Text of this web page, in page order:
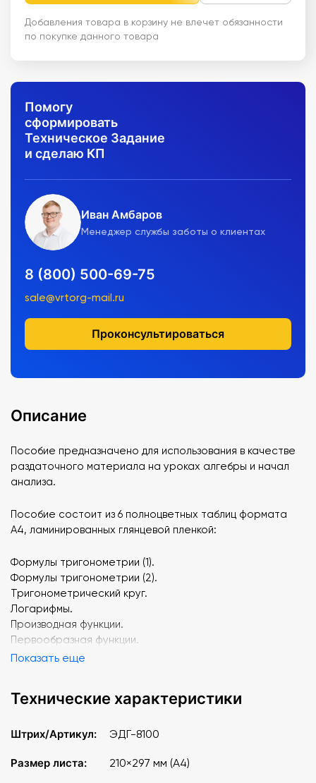
Добавления товара в корзину не влечет обязанности
по покупке данного товара
Помогу
сформировать
Техническое Задание
и сделаю КП
Иван Амбаров
Менеджер службы заботы о клиентах
8 (800) 500-69-75
sale@vrtorg-mail.ru
Проконсультироваться
Описание
Пособие предназначено для использования в качестве
раздаточного материала на уроках алгебры и начал
анализа.
Пособие состоит из 6 полноцветных таблиц формата
А4, ламинированных глянцевой пленкой:
Формулы тригонометрии (1).
Формулы тригонометрии (2).
Тригонометрический круг.
Логарифмы.
Производная функции.
Первообразная функции.
Показать еще
Технические характеристики
Штрих/Артикул: ЭДГ-8100
Размер листа: 210×297 мм (A4)